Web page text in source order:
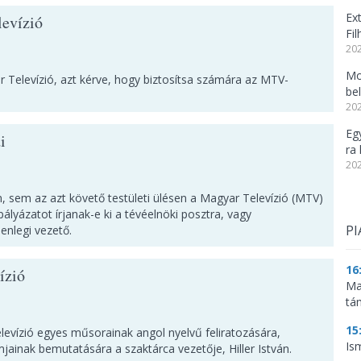
azt kérve, hogy biztosítsa számára az MTV-
az azt követő testületi ülésen a Magyar Televízió (MTV)
írjanak-e ki a tévéelnöki posztra, vagy
vezető.
egyes műsorainak angol nyelvű feliratozására,
bemutatására a szaktárca vezetője, Hiller István.
ra